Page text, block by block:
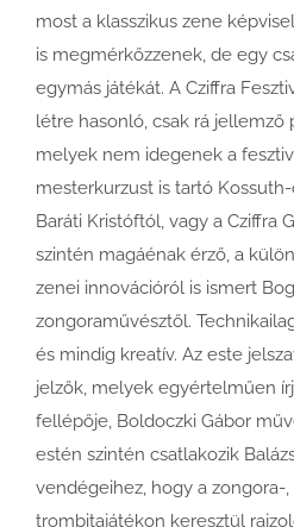
most a klasszikus zene
is megmérkőzzenek, de egy
egymás játékát. A Cziffra
létre hasonló, csak rá jellemző
melyek nem idegenek a
mesterkurzust is tartó
Baráti Kristóftól, vagy a Cziffra
szintén magáénak érző, a
zenei innovációról is ismert
zongoraművésztől.
és mindig kreatív. Az este
jelzők, melyek egyértelműen
fellépője, Boldoczki Gábor
estén szintén csatlakozik
vendégeihez, hogy a zongora-
trombitajátékon keresztül